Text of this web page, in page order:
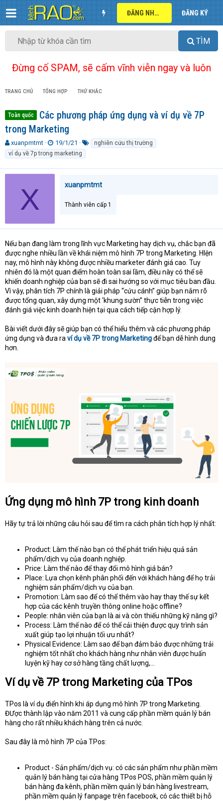
ĐĂNG NHẬP ĐĂNG KÝ
TÌM
Đừng cố SPAM, sẽ cấm vĩnh viễn ngay và luôn
TRANG CHỦ TỔNG HỢP THỨ KHÁC
Toàn quốc
Các phương pháp ứng dụng và ví dụ về 7P
trong Marketing
T
h
r
e
r
e
r
xuanpmtmt
N
g
à
y
19/1/21
h
a
nghiên cứu thị trường
ví dụ về 7p trong marketing
X xuanpmtmt
Thành viên cấp 1
Nếu bạn đang làm trong lĩnh vực Marketing hay dịch vụ, chắc bạn đã
được nghe nhiều lần về khái niệm mô hình 7P trong Marketing. HIện
nay, mô hình này không được nhiều marketer đánh giá cao. Tuy
nhiên đó là một quan điểm hoàn toàn sai lầm, điều này có thể sẽ
khiến doanh nghiệp của bạn sẽ đi sai hướng so với mục tiêu ban đầu.
Vì vậy, phân tích 7P chính là giải pháp “cứu cánh” giúp bạn nắm rõ
được tổng quan, xây dựng một ‘khung sườn” thực tiễn trong việc
đánh giá việc kinh doanh hiện tại qua cách tiếp cận hợp lý.
Bài viết dưới đây sẽ giúp bạn có thể hiểu thêm và các phương pháp
ứng dụng và đưa raví dụ về 7P trong Marketingđể bạn dễ hình dung
hơn.
Ứng dụng mô hình 7P trong kinh doanh
Hãy tự trả lời những câu hỏi sau để tìm ra cách phân tích hợp lý nhất:
Product: Làm thế nào bạn có thể phát triển hiệu quả sản
phẩm/dịch vụ của doanh nghiệp.
Price: Làm thế nào để thay đổi mô hình giá bán?
Place: Lựa chọn kênh phân phối đến với khách hàng để họ trải
nghiệm sản phẩm/dịch vụ của bạn.
Promotion: Làm sao để có thể thêm vào hay thay thế sự kết
hợp của các kênh truyền thông online hoặc offline?
People: nhân viên của bạn là ai và còn thiếu những kỹ năng gì?
Process: Làm thế nào để có thể cải thiện được quy trình sản
xuất giúp tạo lợi nhuận tối ưu nhất?
Physical Evidence: Làm sao để bạn đảm bảo được những trải
nghiệm tốt nhất cho khách hàng như nhân viên được huấn
luyện kỹ hay cơ sở hàng tầng chất lượng,...
Ví dụ về 7P trong Marketing của TPos
TPos là ví dụ điển hình khi áp dụng mô hình 7P trong Marketing.
ĐƯợc thành lập vào năm 2011 và cung cấp phần mềm quản lý bán
hàng cho rất nhiều khách hàng trên cả nước.
Sau đây là mô hình 7P của TPos:
Product - Sản phẩm/dịch vụ: có các sản phẩm như phần mềm
quản lý bán hàng tại cửa hàng TPos POS, phần mềm quản lý
bán hàng đa kênh, phần mềm quản lý bán hàng livestream,
phần mềm quản lý fanpage trên facebook, có các thiết bị hỗ